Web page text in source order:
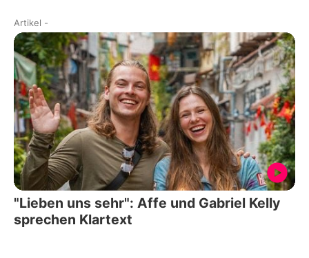
Artikel -
"Lieben uns sehr": Affe und Gabriel Kelly
sprechen Klartext